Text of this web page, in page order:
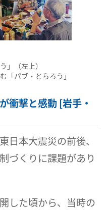
」（左上）
「パブ・とらろう」
衝撃と感動 [岩手・
日本大震災の前後、
づくりに課題があり
した頃から、当時の